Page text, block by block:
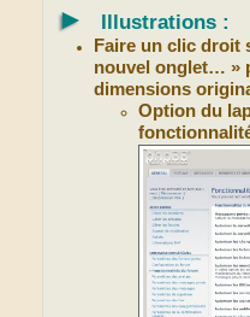
► Illustrations :
Faire un clic droit
nouvel onglet… »
dimensions
Option du